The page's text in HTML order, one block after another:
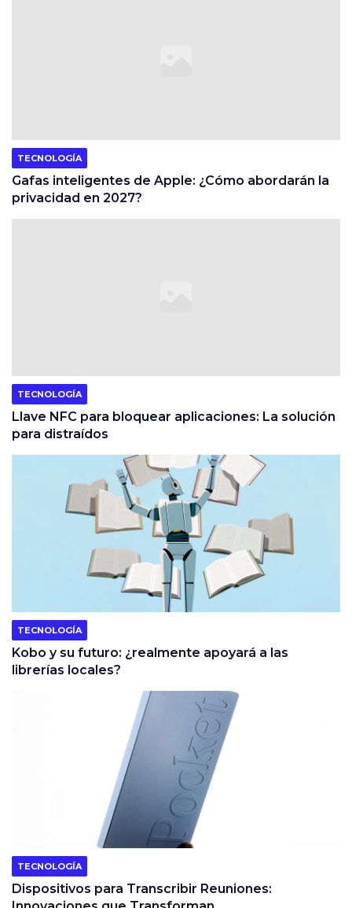
TECNOLOGÍA
Gafas inteligentes de Apple: ¿Cómo abordarán la
privacidad en 2027?
TECNOLOGÍA
Llave NFC para bloquear aplicaciones: La solución
para distraídos
TECNOLOGÍA
Kobo y su futuro: ¿realmente apoyará a las
librerías locales?
TECNOLOGÍA
Dispositivos para Transcribir Reuniones: